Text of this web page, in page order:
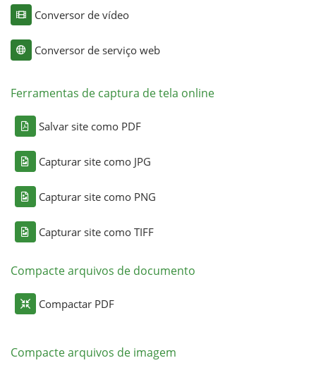
Conversor de vídeo
Conversor de serviço web
Ferramentas de captura de tela online
Salvar site como PDF
Capturar site como JPG
Capturar site como PNG
Capturar site como TIFF
Compacte arquivos de documento
Compactar PDF
Compacte arquivos de imagem